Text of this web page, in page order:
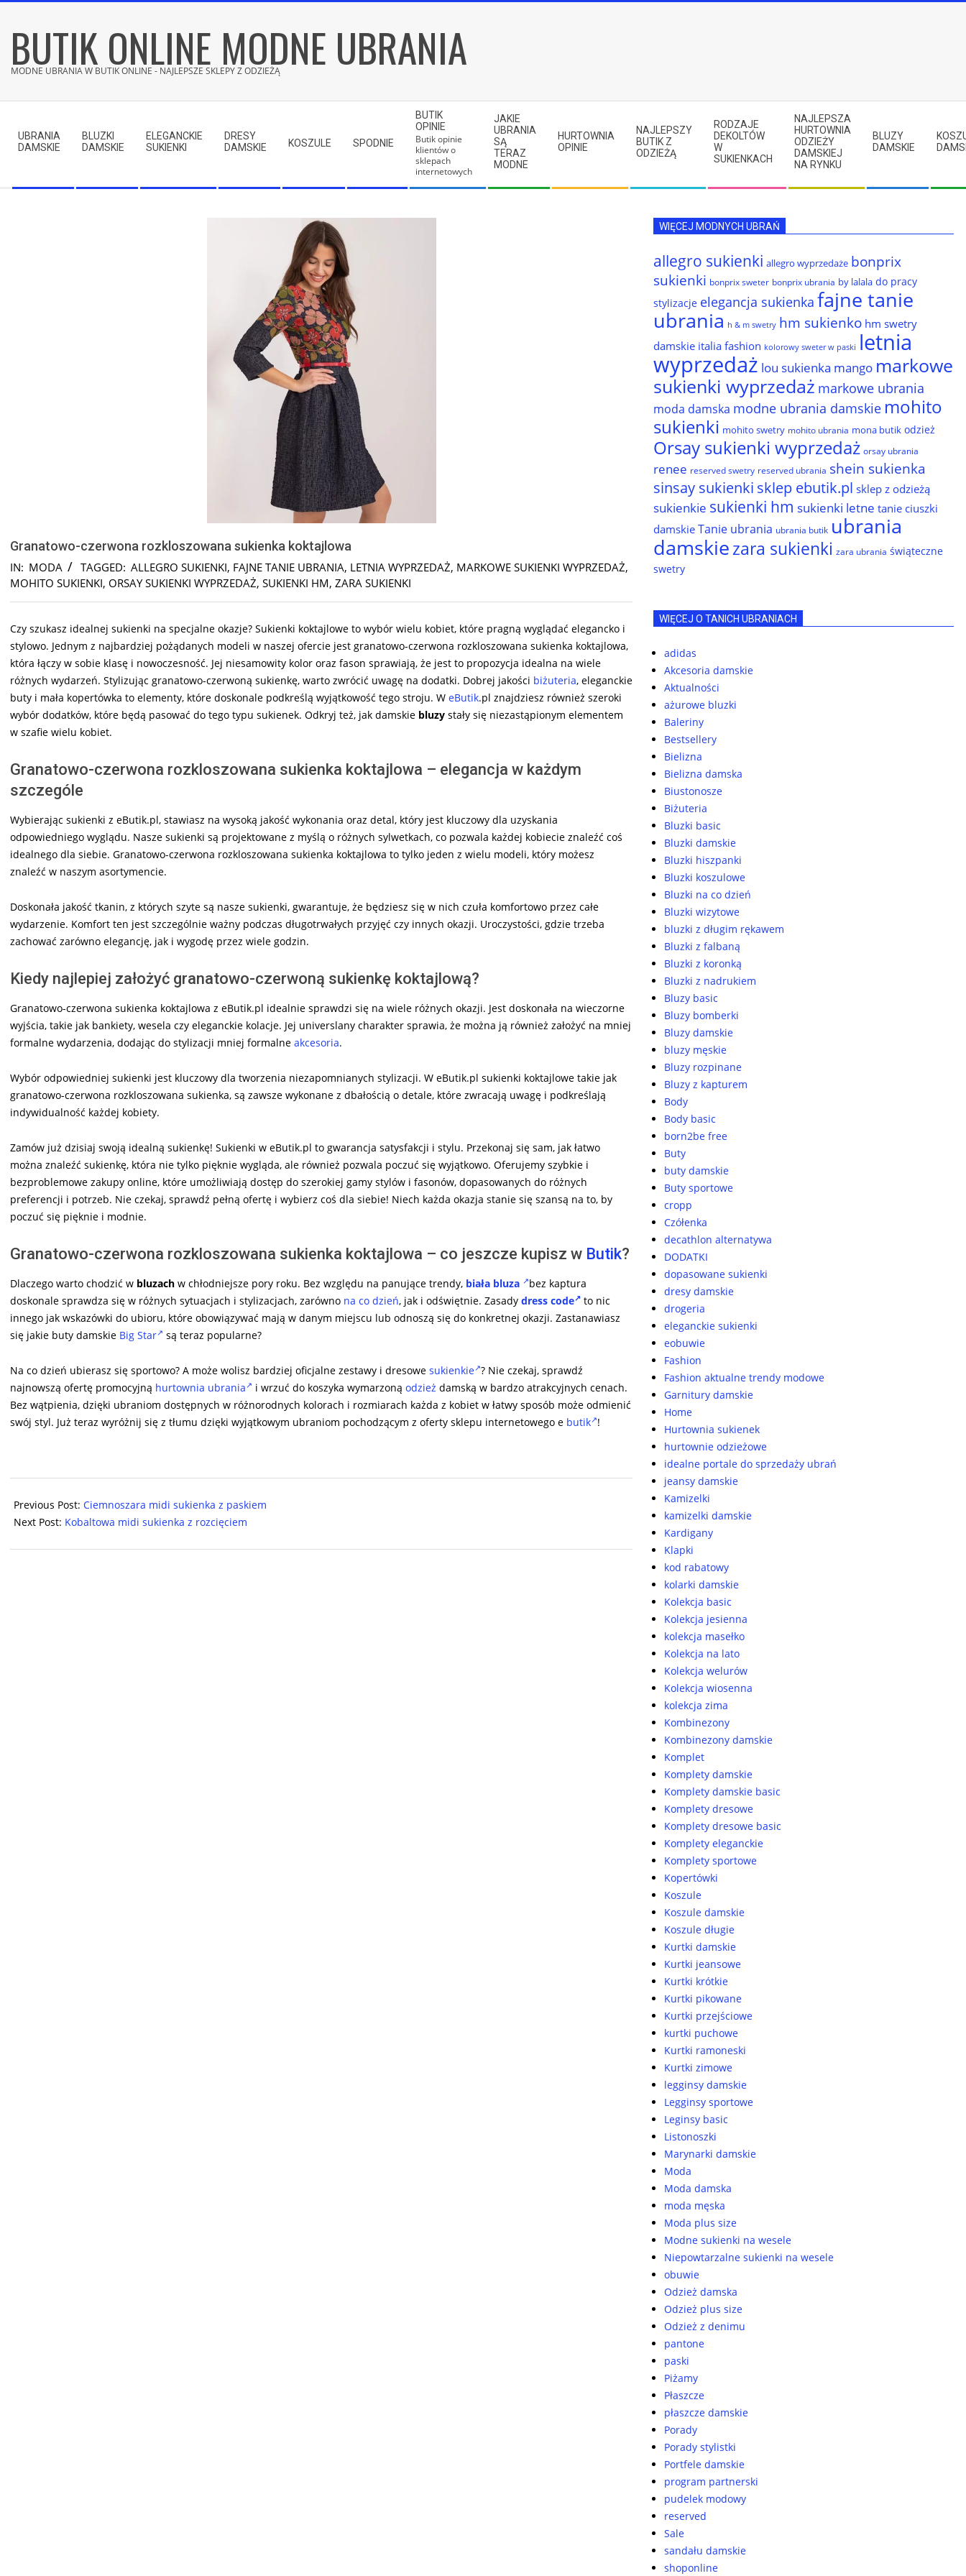
contentBUTIK ONLINE MODNE UBRANIA
MODNE UBRANIA W BUTIK ONLINE - NAJLEPSZE SKLEPY Z ODZIEŻĄ
Menu
UBRANIA
DAMSKIE
BLUZKI
DAMSKIE
ELEGANCKIE
SUKIENKI
DRESY
DAMSKIE
KOSZULE SPODNIE
BUTIK
OPINIE
Butik opinie
klientów o
sklepach
internetowych
JAKIE
UBRANIA
SĄ
TERAZ
MODNE
HURTOWNIA
OPINIE
NAJLEPSZY
BUTIK Z
ODZIEŻĄ
RODZAJE
DEKOLTÓW
W
SUKIENKACH
NAJLEPSZA
HURTOWNIA
ODZIEŻY
DAMSKIEJ
NA RYNKU
BLUZY
DAMSKIE
Granatowo-czerwona rozkloszowana sukienka koktajlowa
IN: MODA TAGGED: ALLEGRO SUKIENKI, FAJNE TANIE UBRANIA, LETNIA WYPRZEDAŻ, MARKOWE SUKIENKI WYPRZEDAŻ,
MOHITO SUKIENKI, ORSAY SUKIENKI WYPRZEDAŻ, SUKIENKI HM, ZARA SUKIENKI
Czy szukasz idealnej sukienki na specjalne okazje? Sukienki koktajlowe to wybór wielu kobiet, które pragną wyglądać elegancko i
stylowo. Jednym z najbardziej pożądanych modeli w naszej ofercie jest granatowo-czerwona rozkloszowana sukienka koktajlowa,
która łączy w sobie klasę i nowoczesność. Jej niesamowity kolor oraz fason sprawiają, że jest to propozycja idealna na wiele
różnych wydarzeń. Stylizując granatowo-czerwoną sukienkę, warto zwrócić uwagę na dodatki. Dobrej jakości biżuteria, eleganckie
buty i mała kopertówka to elementy, które doskonale podkreślą wyjątkowość tego stroju. W eButik.pl znajdziesz również szeroki
wybór dodatków, które będą pasować do tego typu sukienek. Odkryj też, jak damskie bluzy stały się niezastąpionym elementem
w szafie wielu kobiet.
Granatowo-czerwona rozkloszowana sukienka koktajlowa – elegancja w każdym
szczególe
Wybierając sukienki z eButik.pl, stawiasz na wysoką jakość wykonania oraz detal, który jest kluczowy dla uzyskania
odpowiedniego wyglądu. Nasze sukienki są projektowane z myślą o różnych sylwetkach, co pozwala każdej kobiecie znaleźć coś
idealnego dla siebie. Granatowo-czerwona rozkloszowana sukienka koktajlowa to tylko jeden z wielu modeli, który możesz
znaleźć w naszym asortymencie.
Doskonała jakość tkanin, z których szyte są nasze sukienki, gwarantuje, że będziesz się w nich czuła komfortowo przez całe
wydarzenie. Komfort ten jest szczególnie ważny podczas długotrwałych przyjęć czy innych okazji. Uroczystości, gdzie trzeba
zachować zarówno elegancję, jak i wygodę przez wiele godzin.
Kiedy najlepiej założyć granatowo-czerwoną sukienkę koktajlową?
Granatowo-czerwona sukienka koktajlowa z eButik.pl idealnie sprawdzi się na wiele różnych okazji. Jest doskonała na wieczorne
wyjścia, takie jak bankiety, wesela czy eleganckie kolacje. Jej universlany charakter sprawia, że można ją również założyć na mniej
formalne wydarzenia, dodając do stylizacji mniej formalne akcesoria.
Wybór odpowiedniej sukienki jest kluczowy dla tworzenia niezapomnianych stylizacji. W eButik.pl sukienki koktajlowe takie jak
granatowo-czerwona rozkloszowana sukienka, są zawsze wykonane z dbałością o detale, które zwracają uwagę i podkreślają
indywidualność każdej kobiety.
Zamów już dzisiaj swoją idealną sukienkę! Sukienki w eButik.pl to gwarancja satysfakcji i stylu. Przekonaj się sam, jak łatwo
można znaleźć sukienkę, która nie tylko pięknie wygląda, ale również pozwala poczuć się wyjątkowo. Oferujemy szybkie i
bezproblemowe zakupy online, które umożliwiają dostęp do szerokiej gamy stylów i fasonów, dopasowanych do różnych
preferencji i potrzeb. Nie czekaj, sprawdź pełną ofertę i wybierz coś dla siebie! Niech każda okazja stanie się szansą na to, by
poczuć się pięknie i modnie.
Granatowo-czerwona rozkloszowana sukienka koktajlowa – co jeszcze kupisz w Butik?
Dlaczego warto chodzić w bluzach w chłodniejsze pory roku. Bez względu na panujące trendy, biała bluza
bez kaptura
doskonale sprawdza się w różnych sytuacjach i stylizacjach, zarówno na co dzień, jak i odświętnie. Zasady dress code
to nic
innego jak wskazówki do ubioru, które obowiązywać mają w danym miejscu lub odnoszą się do konkretnej okazji. Zastanawiasz
się jakie buty damskie Big Star są teraz popularne?
Na co dzień ubierasz się sportowo? A może wolisz bardziej oficjalne zestawy i dresowe sukienkie ? Nie czekaj, sprawdź
najnowszą ofertę promocyjną hurtownia ubrania i wrzuć do koszyka wymarzoną odzież damską w bardzo atrakcyjnych cenach.
Bez wątpienia, dzięki ubraniom dostępnych w różnorodnych kolorach i rozmiarach każda z kobiet w łatwy sposób może odmienić
swój styl. Już teraz wyróżnij się z tłumu dzięki wyjątkowym ubraniom pochodzącym z oferty sklepu internetowego e butik !
07-
14
Previous Post: Ciemnoszara midi sukienka z paskiem
Next Post: Kobaltowa midi sukienka z rozcięciem
WIĘCEJ MODNYCH UBRAŃ
allegro sukienki allegro wyprzedaże bonprix
sukienki bonprix sweter bonprix ubrania by lalala do pracy
stylizacje elegancja sukienka fajne tanie
ubrania h & m swetry hm sukienko hm swetry
damskie italia fashion kolorowy sweter w paski letnia
wyprzedaż lou sukienka mango markowe
sukienki wyprzedaż markowe ubrania
moda damska modne ubrania damskie mohito
sukienki mohito swetry mohito ubrania mona butik odzież
Orsay sukienki wyprzedaż orsay ubrania
renee reserved swetry reserved ubrania shein sukienka
sinsay sukienki sklep ebutik.pl sklep z odzieżą
sukienkie sukienki hm sukienki letne tanie ciuszki
damskie Tanie ubrania ubrania butik ubrania
damskiezara sukienki zara ubrania świąteczne
swetry
WIĘCEJ O TANICH UBRANIACH
adidas
Akcesoria damskie
Aktualności
ażurowe bluzki
Baleriny
Bestsellery
Bielizna
Bielizna damska
Biustonosze
Biżuteria
Bluzki basic
Bluzki damskie
Bluzki hiszpanki
Bluzki koszulowe
Bluzki na co dzień
Bluzki wizytowe
bluzki z długim rękawem
Bluzki z falbaną
Bluzki z koronką
Bluzki z nadrukiem
Bluzy basic
Bluzy bomberki
Bluzy damskie
bluzy męskie
Bluzy rozpinane
Bluzy z kapturem
Body
Body basic
born2be free
Buty
buty damskie
Buty sportowe
cropp
Czółenka
decathlon alternatywa
DODATKI
dopasowane sukienki
dresy damskie
drogeria
eleganckie sukienki
eobuwie
Fashion
Fashion aktualne trendy modowe
Garnitury damskie
Home
Hurtownia sukienek
hurtownie odzieżowe
idealne portale do sprzedaży ubrań
jeansy damskie
Kamizelki
kamizelki damskie
Kardigany
Klapki
kod rabatowy
kolarki damskie
Kolekcja basic
Kolekcja jesienna
kolekcja masełko
Kolekcja na lato
Kolekcja welurów
Kolekcja wiosenna
kolekcja zima
Kombinezony
Kombinezony damskie
Komplet
Komplety damskie
Komplety damskie basic
Komplety dresowe
Komplety dresowe basic
Komplety eleganckie
Komplety sportowe
Kopertówki
Koszule
Koszule damskie
Koszule długie
Kurtki damskie
Kurtki jeansowe
Kurtki krótkie
Kurtki pikowane
Kurtki przejściowe
kurtki puchowe
Kurtki ramoneski
Kurtki zimowe
legginsy damskie
Legginsy sportowe
Leginsy basic
Listonoszki
Marynarki damskie
Moda
Moda damska
moda męska
Moda plus size
Modne sukienki na wesele
Niepowtarzalne sukienki na wesele
obuwie
Odzież damska
Odzież plus size
Odzież z denimu
pantone
paski
Piżamy
Płaszcze
płaszcze damskie
Porady
Porady stylistki
Portfele damskie
program partnerski
pudelek modowy
reserved
Sale
sandału damskie
shoponline